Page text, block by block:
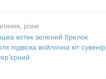
різне
котик зелений брелок
підвіска войлочна кіт сувенір